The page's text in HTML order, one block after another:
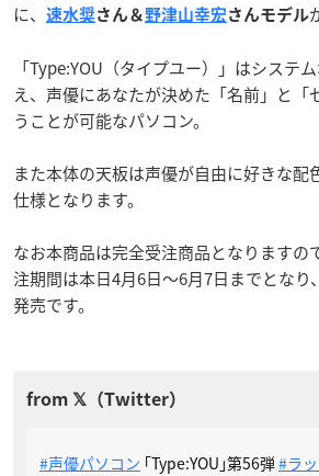
に、 速水奨さん＆ 野津山幸宏 さんモデル
「Type:YOU（タイプユー）」はシステ
え、声優にあなたが決めた「名前」と「
うことが可能なパソコン。
また本体の天板は声優が自由に好きな配
仕様となります。
なお本商品は完全受注商品となりますの
注期間は本日4月6日〜6月7日までとなり
発売です。
#声優パソコン ｢Type:YOU｣第56弾#ラ